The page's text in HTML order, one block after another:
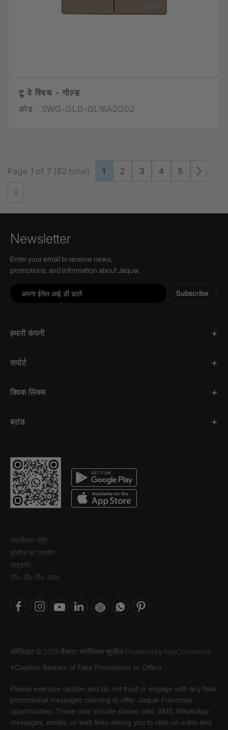
टू वे स्विच - गोल्ड
कोड : SWG-GLD-GL16A2G02
Page 1 of 7 (82 total) 1 2 3 4 5
Newsletter
Enter your email to receive news,
promotions, and information about Jaquar.
Subscribe
हमारी कंपनी
सपोर्ट
क्विक लिंक्स
ब्रांड
गोपनीयता नीति
कुकीज़ का उपयोग
साइटमैप
जीo डीo पीo आरo
कॉपीराइट © 2019 जैक्वार, सर्वाधिकार सुरक्षित Powered by nopCommerce.
*Caution: Beware of Fake Promotions or Offers
Please exercise caution and do not trust or engage with any fake
promotional messages claiming to offer Jaquar Franchise
opportunities. These may include phone calls, SMS, WhatsApp
messages, emails, or web links asking you to click on a link and